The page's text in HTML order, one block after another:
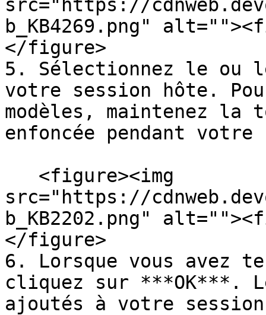
src="https://
b_KB4269.png"
</figure>
5. Sélectionnez le ou
votre session hôte.
modèles, maintenez la
enfoncée pendant
src="https://
b_KB2202.png"
</figure>
6. Lorsque vous avez
cliquez sur ***OK***.
ajoutés à votre